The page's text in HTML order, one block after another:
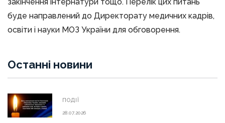
буде направлений до Директорату медичних кадрів,
освіти і науки МОЗ України для обговорення.
Останні новини
ПОДІЇ
28.07.2026